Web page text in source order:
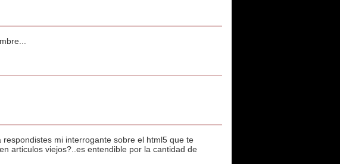
mi interrogante sobre el html5 que te
articulos viejos?..es entendible por la cantidad de